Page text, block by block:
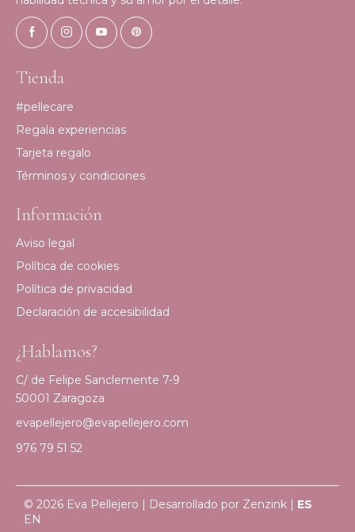
Tienda
#pellecare
Regala experiencias
Tarjeta regalo
Términos y condiciones
Información
Aviso legal
Política de cookies
Política de privacidad
Declaración de accesibilidad
¿Hablamos?
C/ de Felipe Sanclemente 7-9
50001 Zaragoza
evapellejero@evapellejero.com
976 79 51 52
© 2026 Eva Pellejero | Desarrollado por Zenzink | ES
EN